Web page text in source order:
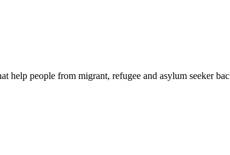
help people from migrant, refugee and asylum seeker